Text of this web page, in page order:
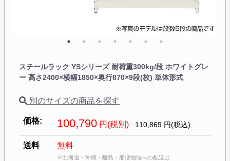
スチールラック YSシリーズ 耐荷重300kg/段 ホワイトグレ
ー 高さ2400×横幅1850×奥行870×9段(枚) 単体形式
別のサイズの商品を探す
価格: 100,790 円(税別) 110,869 円(税込)
送料 無料
※北海道・沖縄・離島・船便地域への配送は